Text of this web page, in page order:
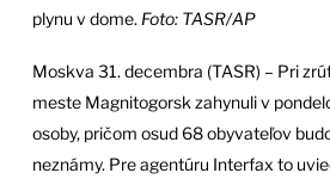
plynu v dome. Foto: TASR/AP
Moskva 31. decembra (TASR) – Pri
meste Magnitogorsk zahynuli v
osoby, pričom osud 68 obyvateľov
neznámy. Pre agentúru Interfax to